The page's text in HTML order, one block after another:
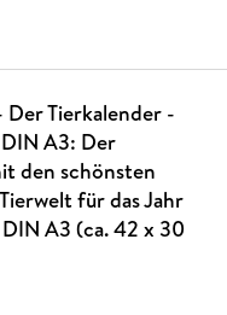
Tierkalender -
A3: Der
den schönsten
für das Jahr
A3 (ca. 42 x 30